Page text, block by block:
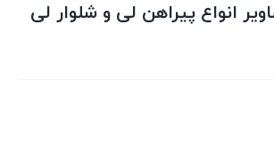
انواع پیراهن لی و شلوار لی